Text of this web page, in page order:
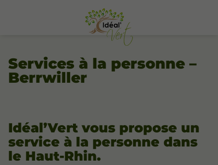
Services à la personne –
Berrwiller
Idéal’Vert vous propose un
service à la personne dans
le Haut-Rhin.